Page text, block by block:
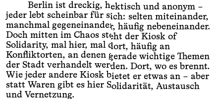
Berlin ist dreckig, hektisch und anonym –
jeder lebt scheinbar für sich: selten miteinander,
manchmal gegeneinander, häufig nebeneinander.
Doch mitten im Chaos steht der Kiosk of
Berlin ist dreckig, hektisch und anonym –
jeder lebt scheinbar für sich: selten miteinander,
manchmal gegeneinander, häufig nebeneinander.
Doch mitten im Chaos steht der Kiosk of
Solidarity, mal hier, mal dort, häufig an
Konfliktorten, an denen gerade wichtige Themen
der Stadt verhandelt werden. Dort, wo es brennt.
Wie jeder andere Kiosk bietet er etwas an – aber
statt Waren gibt es hier Solidarität, Austausch
und Vernetzung.
Berlin ist dreckig, hektisch und anonym –
jeder lebt scheinbar für sich: selten miteinander,
manchmal gegeneinander, häufig nebeneinander.
Doch mitten im Chaos steht der Kiosk of
Solidarity, mal hier, mal dort, häufig an
Konfliktorten, an denen gerade wichtige Themen
der Stadt verhandelt werden. Dort, wo es brennt.
Wie jeder andere Kiosk bietet er etwas an – aber
statt Waren gibt es hier Solidarität, Austausch
und Vernetzung.